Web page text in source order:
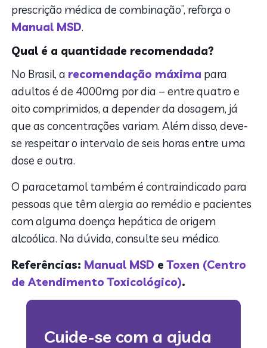
prescrição médica de combinação”, reforça o
Manual MSD.
Qual é a quantidade recomendada?
No Brasil, a recomendação máxima para
adultos é de 4000mg por dia – entre quatro e
oito comprimidos, a depender da dosagem, já
que as concentrações variam. Além disso, deve-
se respeitar o intervalo de seis horas entre uma
dose e outra.
O paracetamol também é contraindicado para
pessoas que têm alergia ao remédio e pacientes
com alguma doença hepática de origem
alcoólica. Na dúvida, consulte seu médico.
Referências: Manual MSD eToxen (Centro
de Atendimento Toxicológico).